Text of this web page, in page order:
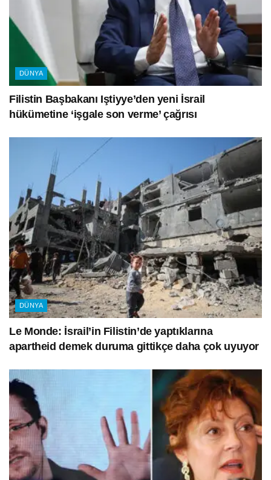
DÜNYA
Filistin Başbakanı Iştiyye’den yeni İsrail
hükümetine ‘işgale son verme’ çağrısı
DÜNYA
Le Monde: İsrail’in Filistin’de yaptıklarına
apartheid demek duruma gittikçe daha çok uyuyor